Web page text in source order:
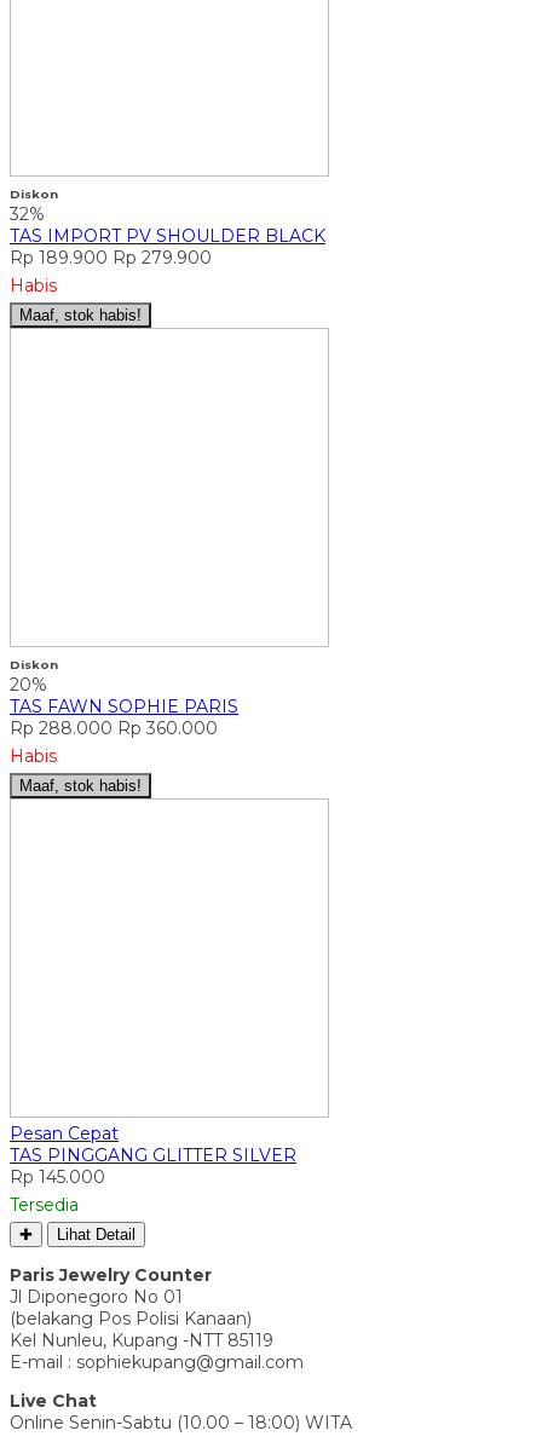
Diskon
32%
TAS IMPORT PV SHOULDER BLACK
Rp 189.900 Rp 279.900
Habis
Maaf, stok habis!
Diskon
20%
TAS FAWN SOPHIE PARIS
Rp 288.000 Rp 360.000
Habis
Maaf, stok habis!
Pesan Cepat
TAS PINGGANG GLITTER SILVER
Rp 145.000
Tersedia
✚ Lihat Detail
Paris Jewelry Counter
Jl Diponegoro No 01
(belakang Pos Polisi Kanaan)
Kel Nunleu, Kupang -NTT 85119
E-mail : sophiekupang@gmail.com
Live Chat
Online Senin-Sabtu (10.00 – 18:00) WITA